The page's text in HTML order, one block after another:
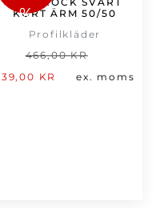
%
KORT ÄRM 50/50
Profilkläder
466,00KR
KR
Det
ex. moms